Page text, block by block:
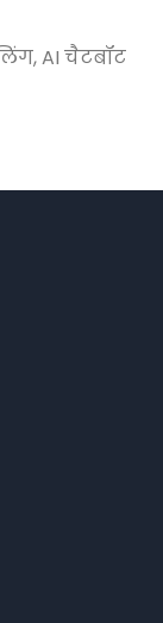
AI चैटबॉट